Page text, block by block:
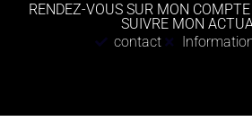
RENDEZ-VOUS SUR MON
SUIVRE MON
contact